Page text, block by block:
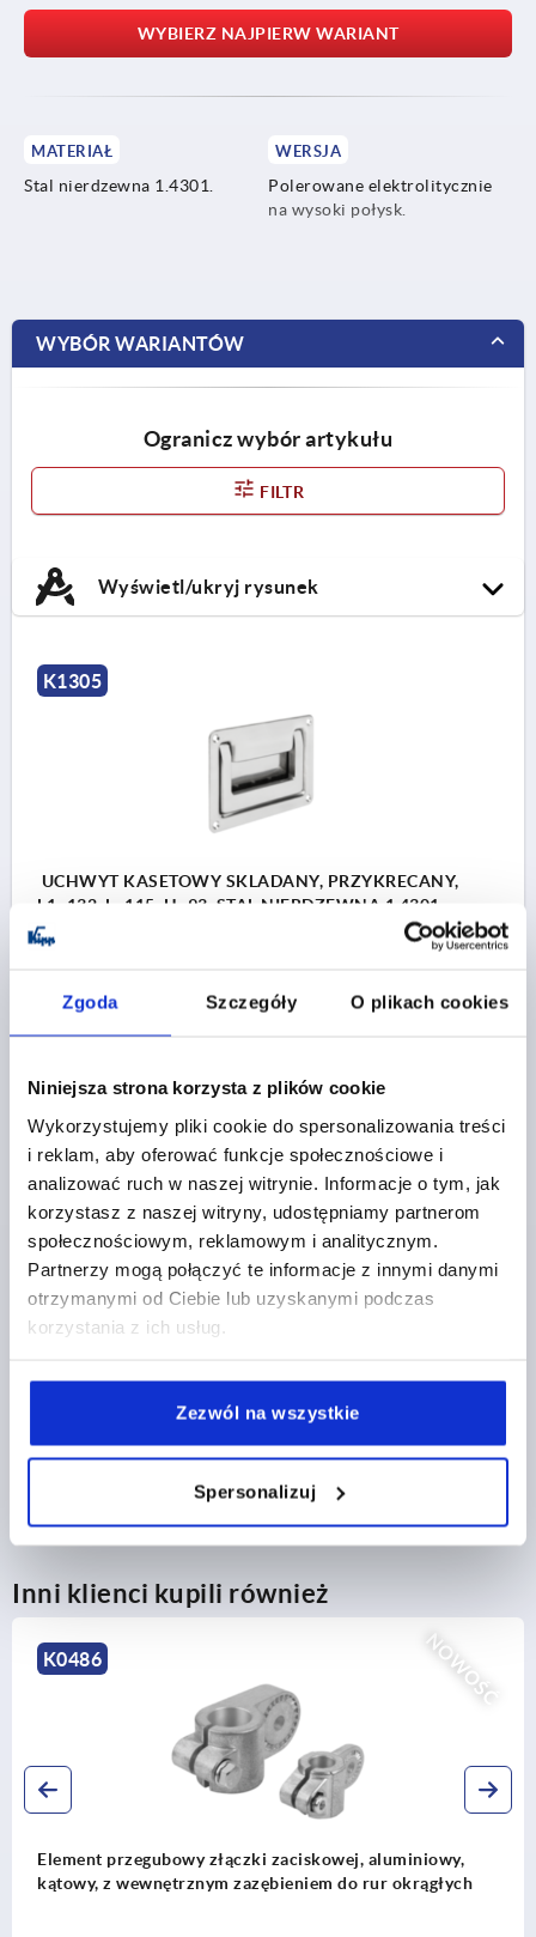
Zgoda Szczegóły O plikach cookies
Niniejsza strona korzysta z plików cookie
Wykorzystujemy pliki cookie do spersonalizowania treści
i reklam, aby oferować funkcje społecznościowe i
analizować ruch w naszej witrynie. Informacje o tym, jak
korzystasz z naszej witryny, udostępniamy partnerom
społecznościowym, reklamowym i analitycznym.
Partnerzy mogą połączyć te informacje z innymi danymi
otrzymanymi od Ciebie lub uzyskanymi podczas
korzystania z ich usług.
Zezwól na wszystkie
Spersonalizuj
WYBIERZ NAJPIERW WARIANT
MATERIAŁ
Stal nierdzewna 1.4301.
WERSJA
Polerowane elektrolitycznie
na wysoki połysk.
WYBÓR WARIANTÓW
Ogranicz wybór artykułu
FILTR
Wyświetl/ukryj rysunek
1) dla śrub z łbem stożkowym płaskim M4
K1305
UCHWYT KASETOWY SKLADANY, PRZYKRECANY,
L1=132, L=115, H=93, STAL NIERDZEWNA 1.4301
POLEROWANE ELEKTROLIT.
DŁUGOŚĆ=132
A1=118±0,2 B=51
B2=79
ŚREDNICA OTWORU=4,5
Nr zamówienia:K1305.132
341,07 PLN
plus VAT
plus koszty wysyłki
SZCZEGÓŁY PRODUKTU
Inni klienci kupili również
NOWOŚĆ
K0486
Element przegubowy złączki zaciskowej, aluminiowy,
kątowy, z wewnętrznym zazębieniem do rur okrągłych